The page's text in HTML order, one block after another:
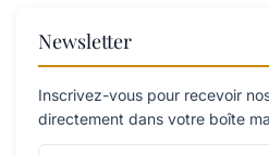
Newsletter
Inscrivez-vous pour recevoir
directement dans votre boîte